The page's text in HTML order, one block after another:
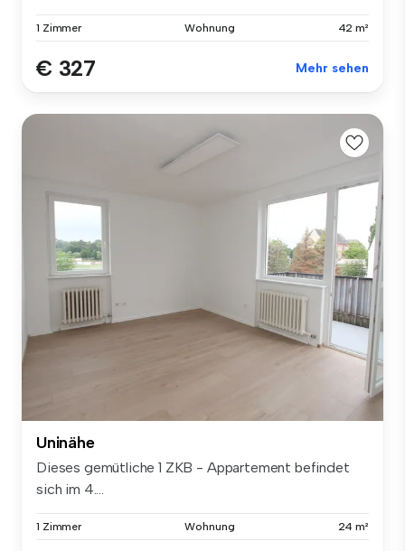
1 Zimmer Wohnung 42 m²
€ 327 Mehr sehen
Uninähe
Dieses gemütliche 1 ZKB - Appartement befindet
sich im 4....
1 Zimmer Wohnung 24 m²